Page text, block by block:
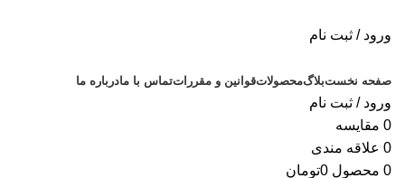
ورود / ثبت نام
صفحه نخستبلاگمحصولاتقوانین و مقرراتتماس با مادرباره ما
ورود / ثبت نام
0 مقایسه
0 علاقه مندی
0 محصول 0تومان